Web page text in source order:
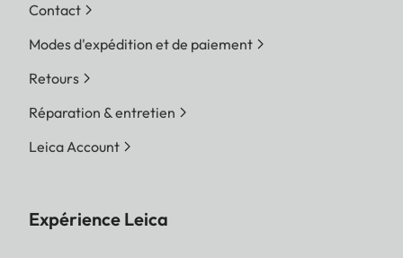
Contact
Modes d'expédition et de paiement
Retours
Réparation & entretien
Leica Account
Expérience Leica